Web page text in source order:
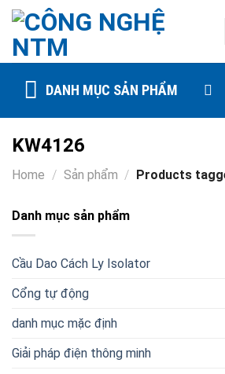
Skip
content
DANH MỤC SẢN PHẨM
KW4126
Home / Sản phẩm / Products
Danh mục sản phẩm
Cầu Dao Cách Ly Isolator
Cổng tự động
danh mục mặc định
Giải pháp điện thông minh